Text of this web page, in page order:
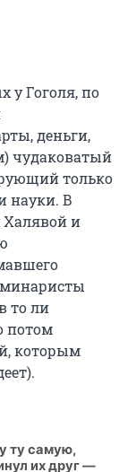
у Гоголя, по
деньги,
чудаковатый
только
науки. В
Халявой и
то ли
потом
которым
ту самую,
их друг —